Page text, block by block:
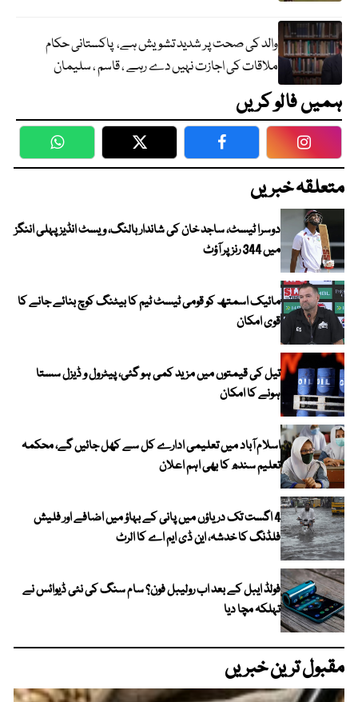
والد کی صحت پر شدید تشویش ہے، پاکستانی حکام
ملاقات کی اجازت نہیں دے رہے ، قاسم ، سلیمان
ہمیں فالو کریں
WhatsApp Twitter Facebook
متعلقہ خبریں
دوسرا ٹیسٹ، ساجد خان کی شاندار بالنگ، ویسٹ انڈیز پہلی اننگز
میں 344 رنز پر آؤٹ
مائیک اسمتھ کو قومی ٹیسٹ ٹیم کا بیٹنگ کوچ بنائے جانے کا
قوی امکان
تیل کی قیمتوں میں مزید کمی ہو گئی، پیٹرول و ڈیزل سستا
ہونے کا امکان
اسلام آباد میں تعلیمی ادارے کل سے کھل جائیں گے، محکمہ
تعلیم سندھ کا بھی اہم اعلان
4 اگست تک دریاؤں میں پانی کے بہاؤ میں اضافے اور فلیش
فلڈنگ کا خدشہ، این ڈی ایم اے کا الرٹ
فولڈ ایبل کے بعد اب رولیبل فون؟ سام سنگ کی نئی ڈیوائس نے
تہلکہ مچا دیا
مقبول ترین خبریں